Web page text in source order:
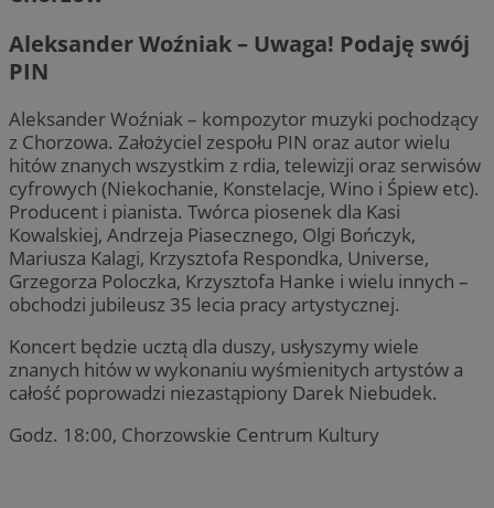
Aleksander Woźniak – Uwaga! Podaję swój
PIN
Aleksander Woźniak – kompozytor muzyki pochodzący
z Chorzowa. Założyciel zespołu PIN oraz autor wielu
hitów znanych wszystkim z rdia, telewizji oraz serwisów
cyfrowych (Niekochanie, Konstelacje, Wino i Śpiew etc).
Producent i pianista. Twórca piosenek dla Kasi
Kowalskiej, Andrzeja Piasecznego, Olgi Bończyk,
Mariusza Kalagi, Krzysztofa Respondka, Universe,
Grzegorza Poloczka, Krzysztofa Hanke i wielu innych –
obchodzi jubileusz 35 lecia pracy artystycznej.
Koncert będzie ucztą dla duszy, usłyszymy wiele
znanych hitów w wykonaniu wyśmienitych artystów a
całość poprowadzi niezastąpiony Darek Niebudek.
Godz. 18:00, Chorzowskie Centrum Kultury